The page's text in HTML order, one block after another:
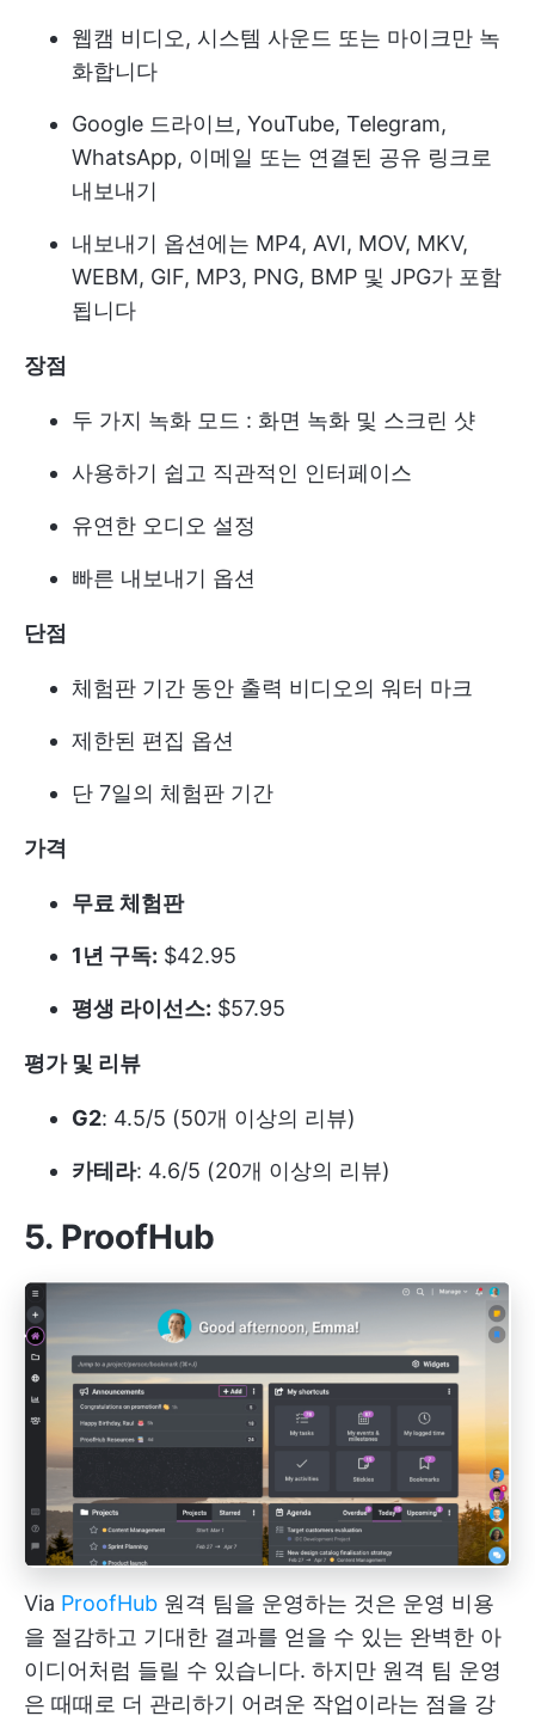
웹캠 비디오, 시스템 사운드 또는 마이크만 녹
화합니다
Google 드라이브, YouTube, Telegram,
WhatsApp, 이메일 또는 연결된 공유 링크로
내보내기
내보내기 옵션에는 MP4, AVI, MOV, MKV,
WEBM, GIF, MP3, PNG, BMP 및 JPG가 포함
됩니다
장점
두 가지 녹화 모드 : 화면 녹화 및 스크린 샷
사용하기 쉽고 직관적인 인터페이스
유연한 오디오 설정
빠른 내보내기 옵션
단점
체험판 기간 동안 출력 비디오의 워터 마크
제한된 편집 옵션
단 7일의 체험판 기간
가격
무료 체험판
1년 구독: $42.95
평생 라이선스: $57.95
평가 및 리뷰
G2: 4.5/5 (50개 이상의 리뷰)
카테라: 4.6/5 (20개 이상의 리뷰)
5. ProofHub
Via ProofHub 원격 팀을 운영하는 것은 운영 비용
을 절감하고 기대한 결과를 얻을 수 있는 완벽한 아
이디어처럼 들릴 수 있습니다. 하지만 원격 팀 운영
은 때때로 더 관리하기 어려운 작업이라는 점을 강